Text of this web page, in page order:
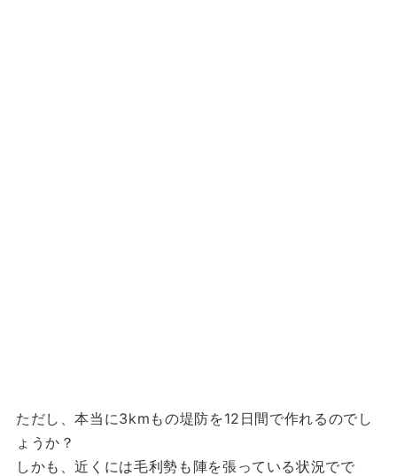
ただし、本当に3kmもの堤防を12日間で作れるのでし
ょうか？
しかも、近くには毛利勢も陣を張っている状況でで